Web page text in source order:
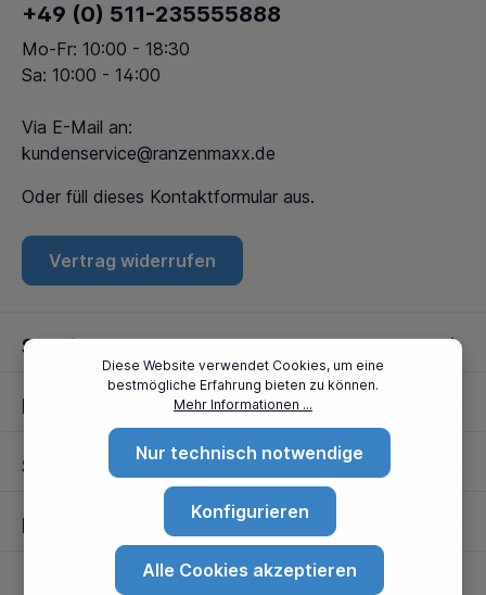
Partner
Standorte
+49 (0) 511-235555888
Mo-Fr: 10:00 - 18:30
Sa: 10:00 - 14:00
Via E-Mail an:
kundenservice@ranzenmaxx.de
Oder füll dieses Kontaktformular aus.
Vertrag widerrufen
Service
Informationen
Diese Website verwendet Cookies, um eine
bestmögliche Erfahrung bieten zu können.
Mehr Informationen ...
Nur technisch notwendige
Konfigurieren
Alle Cookies akzeptieren